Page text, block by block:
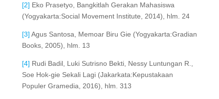
[2] Eko Prasetyo, Bangkitlah Gerakan Mahasiswa
(Yogyakarta:Social Movement Institute, 2014), hlm. 24
[3] Agus Santosa, Memoar Biru Gie (Yogyakarta:Gradian
Books, 2005), hlm. 13
[4] Rudi Badil, Luki Sutrisno Bekti, Nessy Luntungan R.,
Soe Hok-gie Sekali Lagi (Jakarkata:Kepustakaan
Populer Gramedia, 2016), hlm. 313